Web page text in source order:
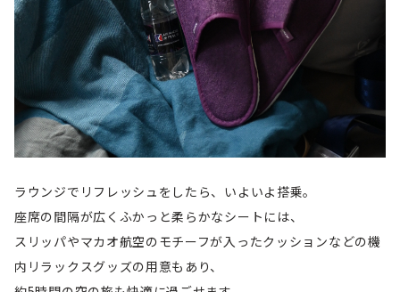
ラウンジでリフレッシュをしたら、いよいよ搭乗。
座席の間隔が広くふかっと柔らかなシートには、
スリッパやマカオ航空のモチーフが入ったクッションなどの機
内リラックスグッズの用意もあり、